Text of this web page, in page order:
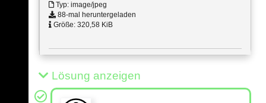
Typ: image/jpeg
88-mal heruntergeladen
Größe: 320,58 KiB
Lösung anzeigen